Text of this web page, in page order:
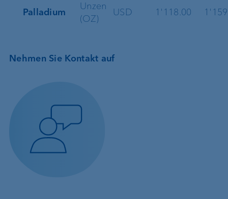
Palladium
Unzen
(OZ)
USD 1'118.00
Nehmen Sie Kontakt auf